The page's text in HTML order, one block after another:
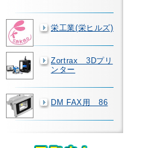
栄工業(栄ヒルズ)
Zortrax 3Dプリ
ンター
DM FAX用 86